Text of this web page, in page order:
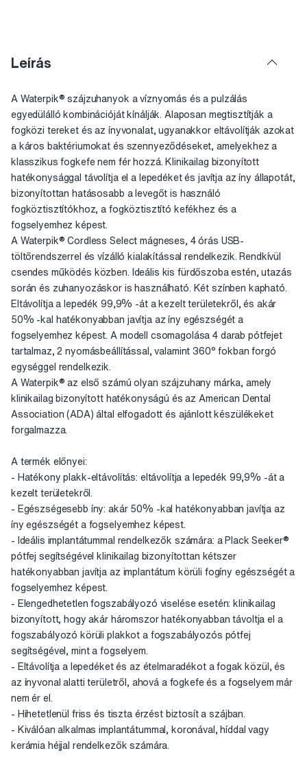
Leírás
A Waterpik® szájzuhanyok a víznyomás és a pulzálás
egyedülálló kombinációját kínálják. Alaposan megtisztítják a
fogközi tereket és az ínyvonalat, ugyanakkor eltávolítják azokat
a káros baktériumokat és szennyeződéseket, amelyekhez a
klasszikus fogkefe nem fér hozzá. Klinikailag bizonyított
hatékonysággal távolítja el a lepedéket és javítja az íny állapotát,
bizonyítottan hatásosabb a levegőt is használó
fogköztisztítókhoz, a fogköztisztító kefékhez és a
fogselyemhez képest.
A Waterpik® Cordless Select mágneses, 4 órás USB-
töltőrendszerrel és vízálló kialakítással rendelkezik. Rendkívül
csendes működés közben. Ideális kis fürdőszoba estén, utazás
során és zuhanyozáskor is használható. Két színben kapható.
Eltávolítja a lepedék 99,9% -át a kezelt területekről, és akár
50% -kal hatékonyabban javítja az íny egészségét a
fogselyemhez képest. A modell csomagolása 4 darab pótfejet
tartalmaz, 2 nyomásbeállítással, valamint 360° fokban forgó
egységgel rendelkezik.
A Waterpik® az első számú olyan szájzuhany márka, amely
klinikailag bizonyított hatékonyságú és az American Dental
Association (ADA) által elfogadott és ajánlott készülékeket
forgalmazza.
A termék előnyei:
- Hatékony plakk-eltávolítás: eltávolítja a lepedék 99,9% -át a
kezelt területekről.
- Egészségesebb íny: akár 50% -kal hatékonyabban javítja az
íny egészségét a fogselyemhez képest.
- Ideális implantátummal rendelkezők számára: a Plack Seeker®
pótfej segítségével klinikailag bizonyítottan kétszer
hatékonyabban javítja az implantátum körüli fogíny egészségét a
fogselyemhez képest.
- Elengedhetetlen fogszabályozó viselése esetén: klinikailag
bizonyított, hogy akár háromszor hatékonyabban távoltja el a
fogszabályozó körüli plakkot a fogszabályozós pótfej
segítségével, mint a fogselyem.
- Eltávolítja a lepedéket és az ételmaradékot a fogak közül, és
az ínyvonal alatti területről, ahová a fogkefe és a fogselyem már
nem ér el.
- Hihetetlenül friss és tiszta érzést biztosít a szájban.
- Kiválóan alkalmas implantátummal, koronával, híddal vagy
kerámia héjjal rendelkezők számára.